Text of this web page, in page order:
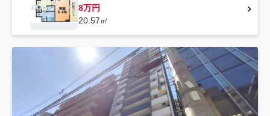
8万円
20.57㎡